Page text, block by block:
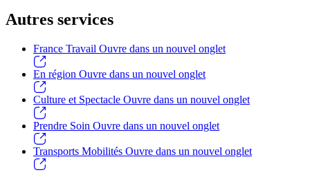
Autres services
France Travail Ouvre dans un nouvel onglet
En région Ouvre dans un nouvel onglet
Culture et Spectacle Ouvre dans un nouvel onglet
Prendre Soin Ouvre dans un nouvel onglet
Transports Mobilités Ouvre dans un nouvel onglet